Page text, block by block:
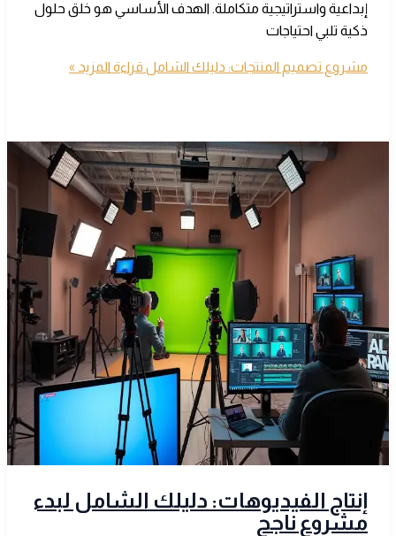
إبداعية واستراتيجية متكاملة. الهدف الأساسي هو خلق حلول
ذكية تلبي احتياجات
مشروع تصميم المنتجات: دليلك الشامل قراءة المزيد »
إنتاج الفيديوهات: دليلك الشامل لبدء
مشروع ناجح